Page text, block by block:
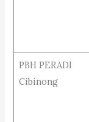
PBH PERADI
Cibinong